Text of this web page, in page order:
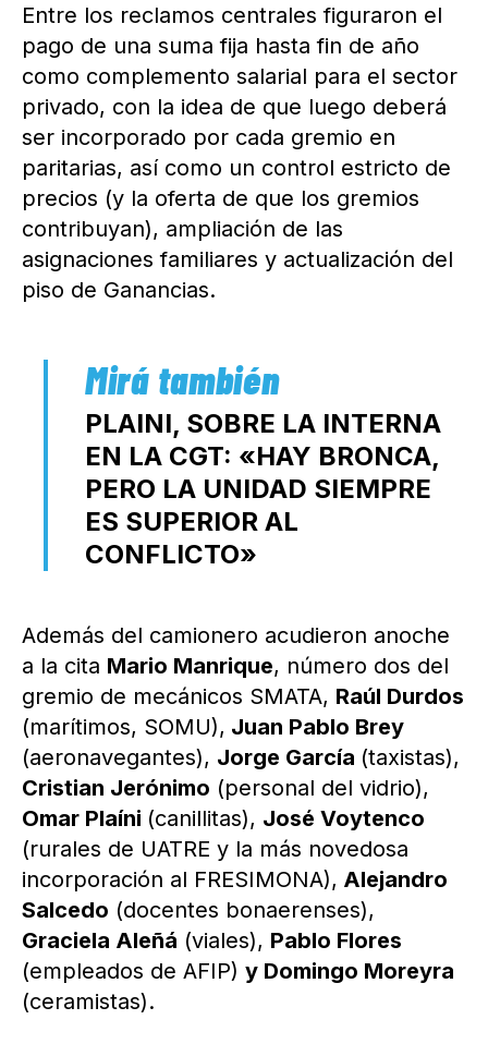
Entre los reclamos centrales figuraron el
pago de una suma fija hasta fin de año
como complemento salarial para el sector
privado, con la idea de que luego deberá
ser incorporado por cada gremio en
paritarias, así como un control estricto de
precios (y la oferta de que los gremios
contribuyan), ampliación de las
asignaciones familiares y actualización del
piso de Ganancias.
PLAINI, SOBRE LA INTERNA
EN LA CGT: «HAY BRONCA,
PERO LA UNIDAD SIEMPRE
ES SUPERIOR AL
CONFLICTO»
Además del camionero acudieron anoche
a la cita Mario Manrique, número dos del
gremio de mecánicos SMATA, Raúl Durdos
(marítimos, SOMU), Juan Pablo Brey
(aeronavegantes), Jorge García (taxistas),
Cristian Jerónimo (personal del vidrio),
Omar Plaíni (canillitas), José Voytenco
(rurales de UATRE y la más novedosa
incorporación al FRESIMONA), Alejandro
Salcedo (docentes bonaerenses),
Graciela Aleñá (viales), Pablo Flores
(empleados de AFIP) y Domingo Moreyra
(ceramistas).